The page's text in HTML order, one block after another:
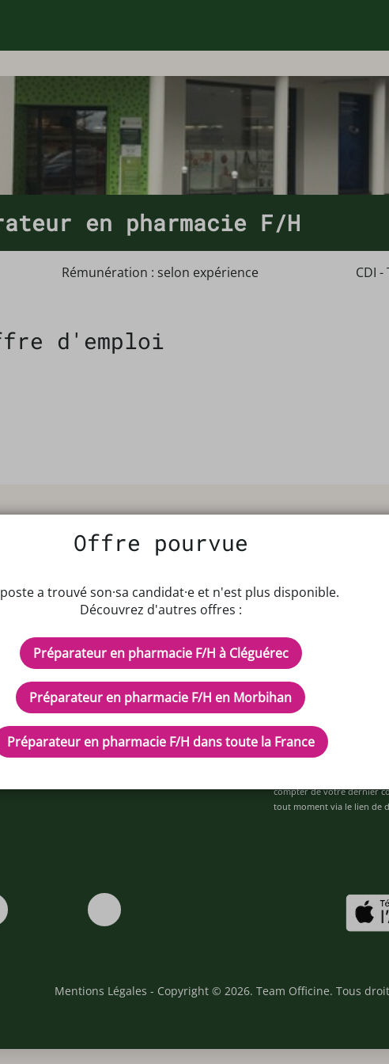
en pharmacie F/H
Rémunération : selon expérience CDI
d'emploi
Offre pourvue
a trouvé son·sa candidat·e et n'est plus disponible.
Découvrez d'autres offres :
Préparateur en pharmacie F/H à Cléguérec
Préparateur en pharmacie F/H en Morbihan
Préparateur en pharmacie F/H dans toute la France
DE POTENTIELS EN
?
alternance
Inscrivez-vous à notre
Je déclare être âgé(e) de
personnalisées de "Team
statistiques et
compter de votre dernier
tout moment via le lien de
Mentions Légales - Copyright © 2026. Team Officine. Tous